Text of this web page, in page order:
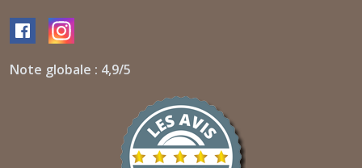
Note globale : 4,9/5